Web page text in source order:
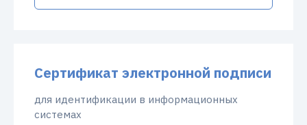
Сертификат электронной подписи
для идентификации в информационных
системах